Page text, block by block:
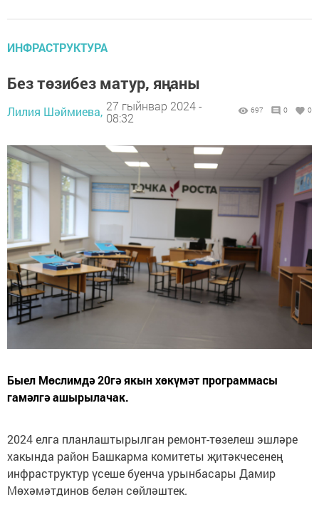
ИНФРАСТРУКТУРА
Без төзибез матур, яңаны
Лилия Шәймиева, 27 гыйнвар 2024 -
08:32
697 0 0
Быел Мөслимдә 20гә якын хөкүмәт программасы
гамәлгә ашырылачак.
2024 елга планлаштырылган ремонт-төзелеш эшләре
хакында район Башкарма комитеты җитәкчесенең
инфраструктур үсеше буенча урынбасары Дамир
Мөхәмәтдинов белән сөйләштек.